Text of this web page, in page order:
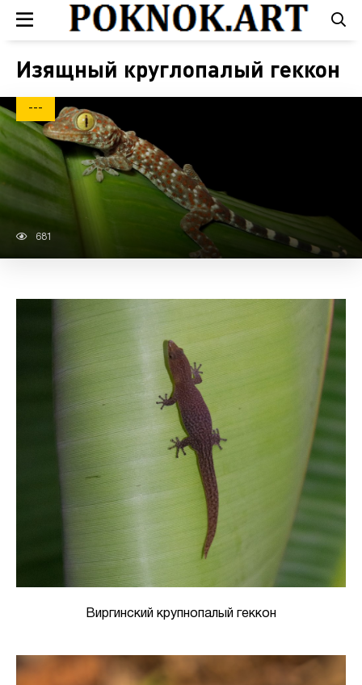
Изящный круглопалый геккон
---
681
Виргинский крупнопалый геккон